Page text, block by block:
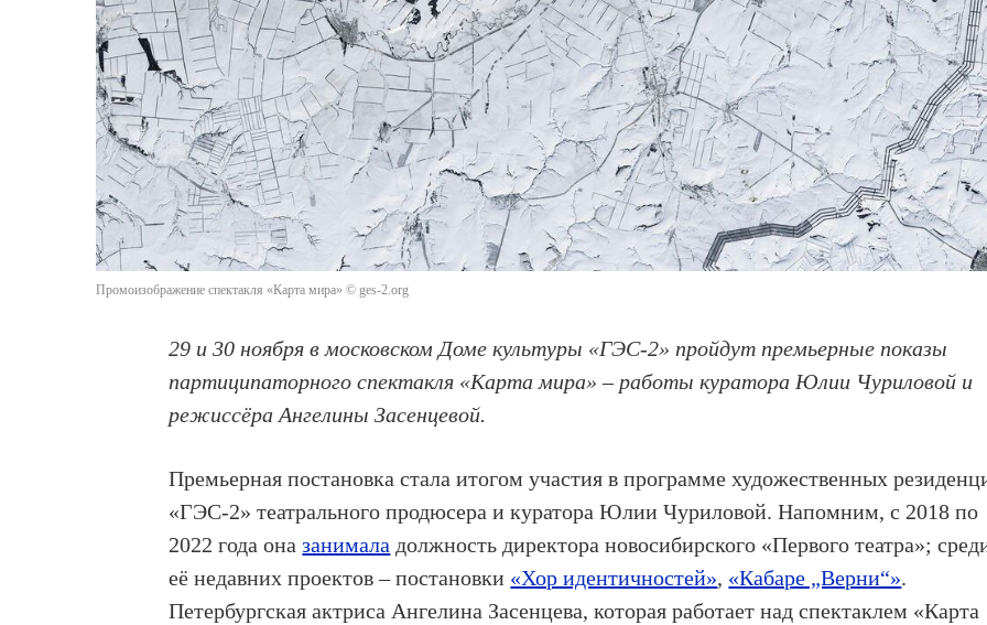
Промоизображение спектакля «Карта мира» © ges-2.org
29 и 30 ноября в московском Доме культуры «ГЭС-2» пройдут премьерные показы
партиципаторного спектакля «Карта мира» – работы куратора Юлии Чуриловой и
режиссёра Ангелины Засенцевой.
Премьерная постановка стала итогом участия в программе художественных
«ГЭС-2» театрального продюсера и куратора Юлии Чуриловой. Напомним, с 2018 по
2022 года оназанимала должность директора новосибирского «Первого театра»;
её недавних проектов – постановки «Хор идентичностей», «Кабаре „Верни“».
Петербургская актриса Ангелина Засенцева, которая работает над спектаклем «Карта